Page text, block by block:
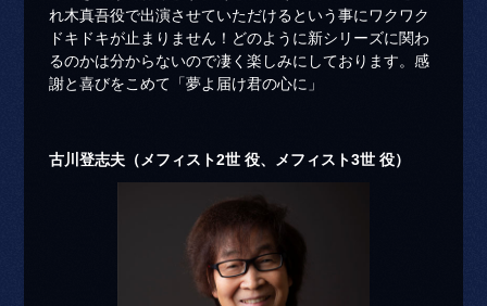
れ木真吾役で出演させていただけるという事にワクワク
ドキドキが止まりません！どのように新シリーズに関わ
るのかは分からないので凄く楽しみにしております。感
謝と喜びをこめて「夢よ届け君の心に」
古川登志夫（メフィスト2世 役、メフィスト3世 役）